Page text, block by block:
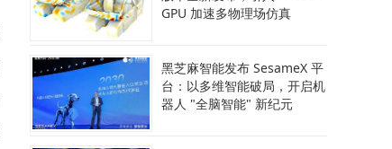
GPU 加速多物理场仿真
黑芝麻智能发布 SesameX 平
台：以多维智能破局，开启机
器人 "全脑智能" 新纪元